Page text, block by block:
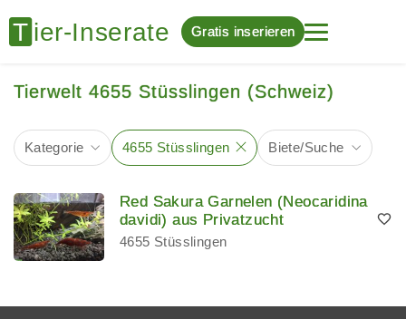
Gratis inserieren
Tierwelt 4655 Stüsslingen (Schweiz)
Kategorie 4655 Stüsslingen Biete/Suche
Red Sakura Garnelen (Neocaridina
davidi) aus Privatzucht
4655 Stüsslingen